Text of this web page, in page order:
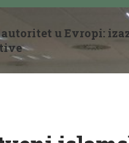
u Evropi: